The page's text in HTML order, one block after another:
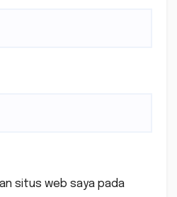
situs web saya pada